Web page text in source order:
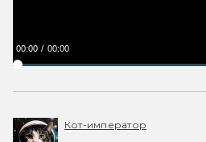
00:00 00:00
Кот-император